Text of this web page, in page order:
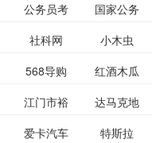
资源分享 且纯粹的
网站
经网更多>>
公务员考
试-中公教
育网
国家公务
员局更多>>
社科网
小木虫
更多>>
568导购
网
红酒木瓜
靓汤官网
更多>>
江门市裕
华墙纸
达马克地
产更多>>
爱卡汽车
特斯拉